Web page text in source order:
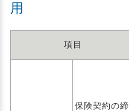
用
項目
保険契約の締